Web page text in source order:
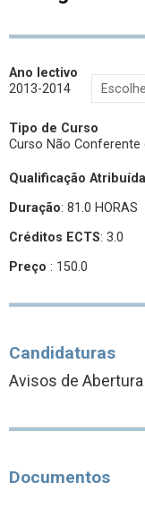
Ano lectivo
2013-2014
Tipo de Curso
Curso Não Conferente
Qualificação Atribuída
Duração: 81.0 HORAS
Créditos ECTS: 3.0
Preço : 150.0
Candidaturas
Avisos de Abertura
Documentos